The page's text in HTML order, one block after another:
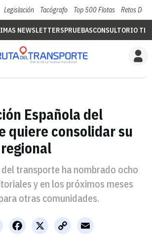
Legislación Tacógrafo Top 500 Flotas Retos Del
NEWSLETTERSPRUEBASCONSULTORIO
Española del
quiere consolidar su
transporte ha nombrado ocho
y en los próximos meses
otras comunidades.
LinkedIn X
Facebook
Copy
Link
Email